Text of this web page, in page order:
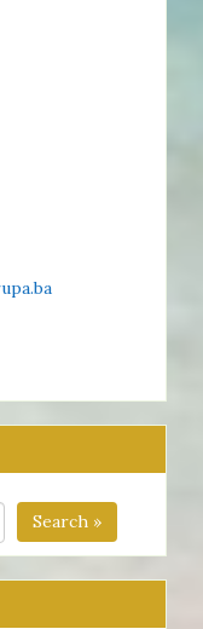
Search »